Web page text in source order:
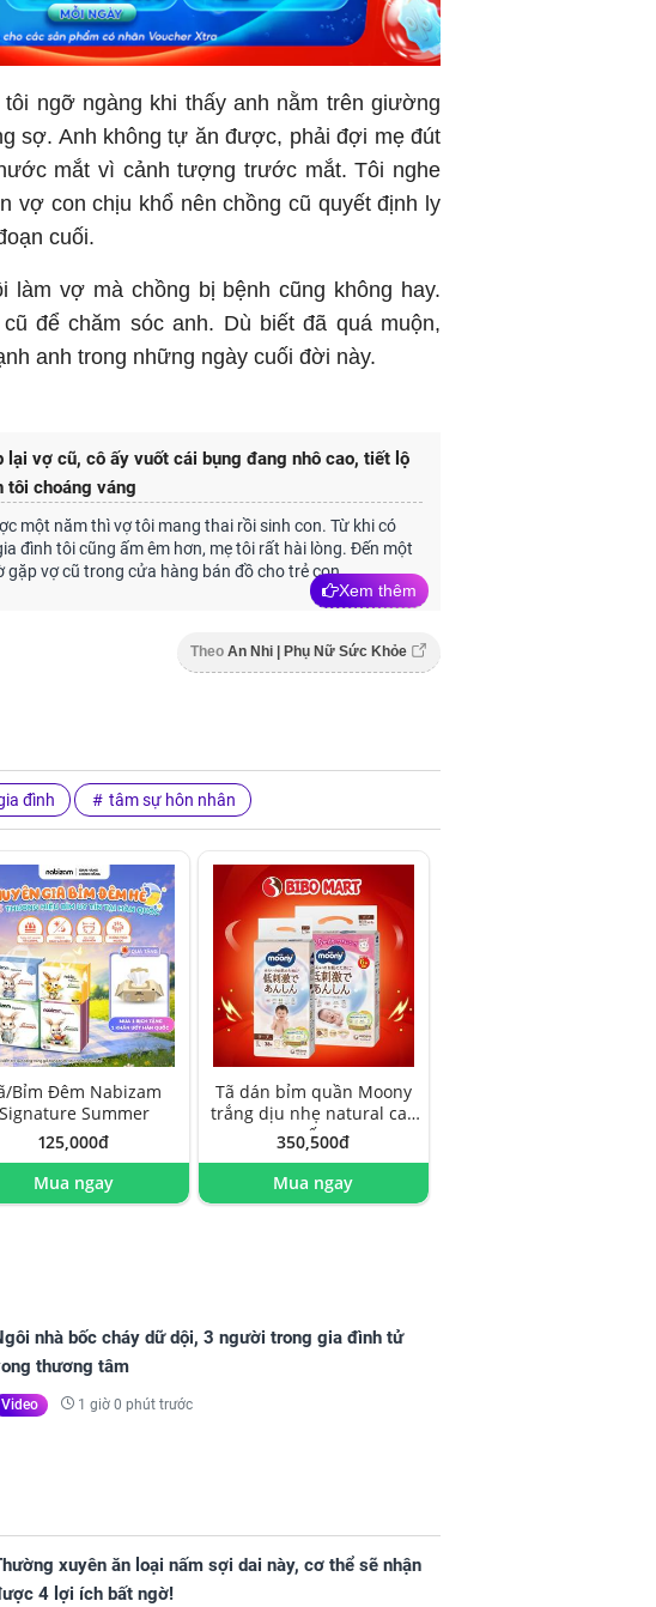
ngỡ ngàng khi thấy anh nằm trên giường
sợ. Anh không tự ăn được, phải đợi mẹ đút
mắt vì cảnh tượng trước mắt. Tôi nghe
vợ con chịu khổ nên chồng cũ quyết định ly
cuối.
làm vợ mà chồng bị bệnh cũng không hay.
để chăm sóc anh. Dù biết đã quá muộn,
anh trong những ngày cuối đời này.
lại vợ cũ, cô ấy vuốt cái bụng đang nhô cao, tiết lộ
tôi choáng váng
một năm thì vợ tôi mang thai rồi sinh con. Từ khi có
đình tôi cũng ấm êm hơn, mẹ tôi rất hài lòng. Đến một
gặp vợ cũ trong cửa hàng bán đồ cho trẻ con.
Xem thêm
Theo An Nhi | Phụ Nữ Sức Khỏe
đình tâm sự hôn nhân
Bỉm Đêm Nabizam
Summer
125,000đ
Mua ngay
Tã dán bỉm quần Moony
trắng dịu nhẹ natural cao
cấp
350,500đ
Mua ngay
nhà bốc cháy dữ dội, 3 người trong gia đình tử
thương tâm
Video 1 giờ 0 phút trước
xuyên ăn loại nấm sợi dai này, cơ thể sẽ nhận
4 lợi ích bất ngờ!